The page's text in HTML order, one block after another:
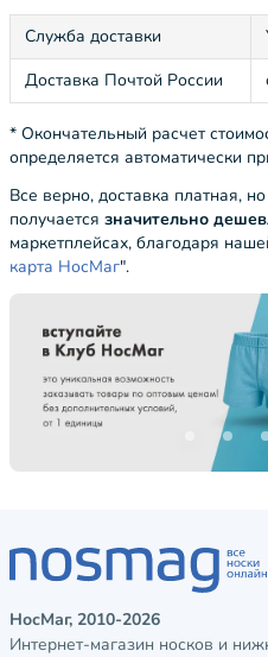
Служба доставки
Доставка Почтой России
* Окончательный расчет
определяется автоматически
Все верно, доставка платная,
получается значительно
маркетплейсах, благодаря
карта НосМаг".
НосМаг, 2010-2026
Интернет-магазин носков и